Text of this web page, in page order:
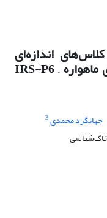
اندازه‌ای
ذرات خاک با استفاده از داده‌های ماهواره ‌IRS-P6 ,
جهانگرد محمدی3